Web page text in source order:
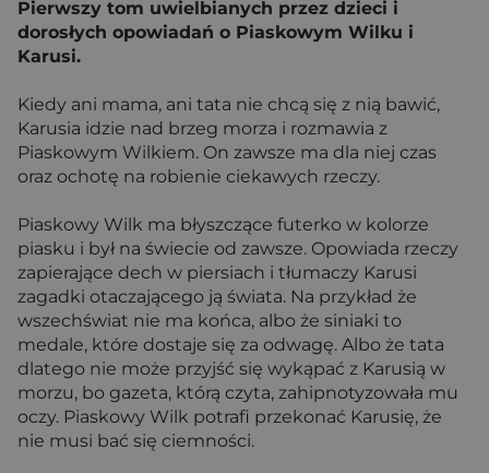
Pierwszy tom uwielbianych przez dzieci i
dorosłych opowiadań o Piaskowym Wilku i
Karusi.
Kiedy ani mama, ani tata nie chcą się z nią bawić,
Karusia idzie nad brzeg morza i rozmawia z
Piaskowym Wilkiem. On zawsze ma dla niej czas
oraz ochotę na robienie ciekawych rzeczy.
Piaskowy Wilk ma błyszczące futerko w kolorze
piasku i był na świecie od zawsze. Opowiada rzeczy
zapierające dech w piersiach i tłumaczy Karusi
zagadki otaczającego ją świata. Na przykład że
wszechświat nie ma końca, albo że siniaki to
medale, które dostaje się za odwagę. Albo że tata
dlatego nie może przyjść się wykąpać z Karusią w
morzu, bo gazeta, którą czyta, zahipnotyzowała mu
oczy. Piaskowy Wilk potrafi przekonać Karusię, że
nie musi bać się ciemności.